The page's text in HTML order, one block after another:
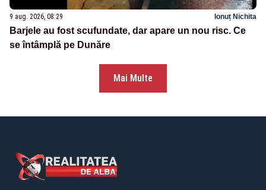
9 aug. 2026, 08:29 Ionuț Nichita
Barjele au fost scufundate, dar apare un nou risc. Ce
se întâmplă pe Dunăre
Mai Multe